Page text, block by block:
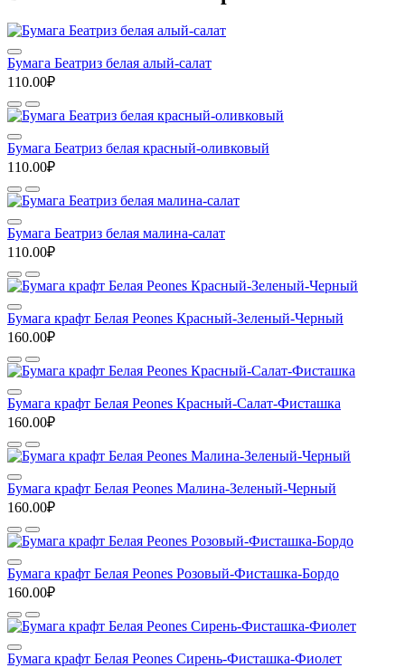
Бумага Беатриз белая алый-салат
110.00₽
Бумага Беатриз белая красный-оливковый
110.00₽
Бумага Беатриз белая малина-салат
110.00₽
Бумага крафт Белая Peones Красный-Зеленый-Черный
160.00₽
Бумага крафт Белая Peones Красный-Салат-Фисташка
160.00₽
Бумага крафт Белая Peones Малина-Зеленый-Черный
160.00₽
Бумага крафт Белая Peones Розовый-Фисташка-Бордо
160.00₽
Бумага крафт Белая Peones Сирень-Фисташка-Фиолет